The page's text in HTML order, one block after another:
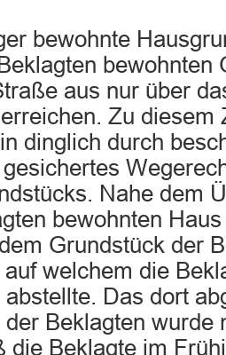
bewohnte
bewohnten
aus nur über
Zu diesem
dinglich durch
Nahe dem
bewohnten
Grundstück der
welchem die
abstellte. Das dort
der Beklagten wurde
die Beklagte im